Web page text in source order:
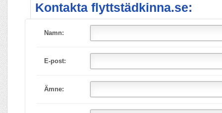
Kontakta flyttstädkinna.se:
Namn:
E-post:
Ämne: